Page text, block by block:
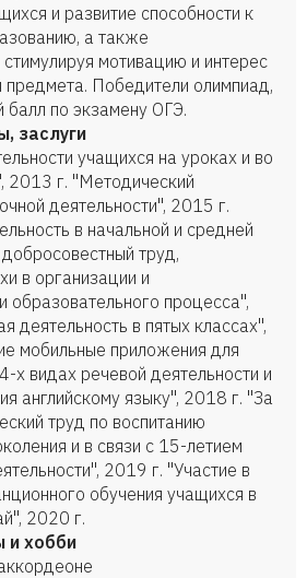
и развитие способности к
а также
мотивацию и интерес
предмета. Победители олимпиад,
балл по экзамену ОГЭ.
заслуги
учащихся на уроках и во
2013 г. "Методический
деятельности", 2015 г.
в начальной и средней
труд,
в организации и
образовательного процесса",
деятельность в пятых классах",
мобильные приложения для
х видах речевой деятельности и
английскому языку", 2018 г. "За
труд по воспитанию
и в связи с 15-летием
2019 г. "Участие в
обучения учащихся в
2020 г.
и хобби